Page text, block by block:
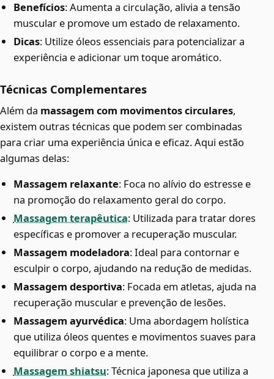
Benefícios: Aumenta a circulação, alivia a tensão
muscular e promove um estado de relaxamento.
Dicas: Utilize óleos essenciais para potencializar a
experiência e adicionar um toque aromático.
Técnicas Complementares
Além da massagem com movimentos circulares,
existem outras técnicas que podem ser combinadas
para criar uma experiência única e eficaz. Aqui estão
algumas delas:
Massagem relaxante: Foca no alívio do estresse e
na promoção do relaxamento geral do corpo.
Massagem terapêutica: Utilizada para tratar dores
específicas e promover a recuperação muscular.
Massagem modeladora: Ideal para contornar e
esculpir o corpo, ajudando na redução de medidas.
Massagem desportiva: Focada em atletas, ajuda na
recuperação muscular e prevenção de lesões.
Massagem ayurvédica: Uma abordagem holística
que utiliza óleos quentes e movimentos suaves para
equilibrar o corpo e a mente.
Massagem shiatsu: Técnica japonesa que utiliza a